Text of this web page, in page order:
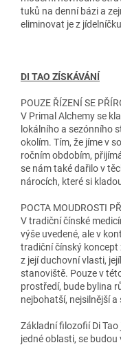
tuků na denní bázi a
eliminovat je z
DI TAO ZÍSKÁVÁNÍ
POUZE ŘÍZENÍ SE
V Primal Alchemy se
lokálního a sezónního
okolím. Tím, že jíme v
ročním obdobím,
se nám také dařilo v
nárocích, které si
POCTA MOUDROSTI
V tradiční čínské
výše uvedené, ale v
tradiční čínský
z její duchovní vlasti,
stanoviště. Pouze v
prostředí, bude bylina
nejbohatší, nejsilnější
Základní filozofií Di Tao
jedné oblasti, se